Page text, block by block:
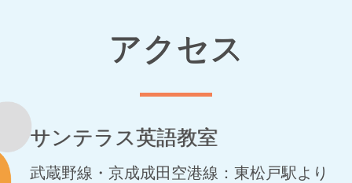
アクセス
サンテラス英語教室
武蔵野線・京成成田空港線：東松戸駅より